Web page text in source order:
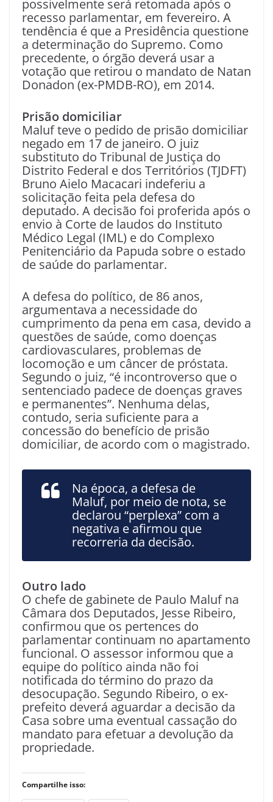
possivelmente será retomada após o
recesso parlamentar, em fevereiro. A
tendência é que a Presidência questione
a determinação do Supremo. Como
precedente, o órgão deverá usar a
votação que retirou o mandato de Natan
Donadon (ex-PMDB-RO), em 2014.
Prisão domiciliar
Maluf teve o pedido de prisão domiciliar
negado em 17 de janeiro. O juiz
substituto do Tribunal de Justiça do
Distrito Federal e dos Territórios (TJDFT)
Bruno Aielo Macacari indeferiu a
solicitação feita pela defesa do
deputado. A decisão foi proferida após o
envio à Corte de laudos do Instituto
Médico Legal (IML) e do Complexo
Penitenciário da Papuda sobre o estado
de saúde do parlamentar.
A defesa do político, de 86 anos,
argumentava a necessidade do
cumprimento da pena em casa, devido a
questões de saúde, como doenças
cardiovasculares, problemas de
locomoção e um câncer de próstata.
Segundo o juiz, “é incontroverso que o
sentenciado padece de doenças graves
e permanentes”. Nenhuma delas,
contudo, seria suficiente para a
concessão do benefício de prisão
domiciliar, de acordo com o magistrado.
Na época, a defesa de
Maluf, por meio de nota, se
declarou “perplexa” com a
negativa e afirmou que
recorreria da decisão.
Outro lado
O chefe de gabinete de Paulo Maluf na
Câmara dos Deputados, Jesse Ribeiro,
confirmou que os pertences do
parlamentar continuam no apartamento
funcional. O assessor informou que a
equipe do político ainda não foi
notificada do término do prazo da
desocupação. Segundo Ribeiro, o ex-
prefeito deverá aguardar a decisão da
Casa sobre uma eventual cassação do
mandato para efetuar a devolução da
propriedade.
Compartilhe isso: